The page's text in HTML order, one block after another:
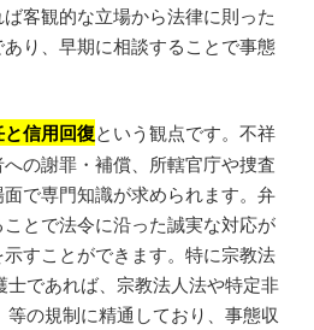
客観的な立場から法律に則った
り、早期に相談することで事態
信用回復という観点です。不祥
の謝罪・補償、所轄官庁や捜査
で専門知識が求められます。弁
とで法令に沿った誠実な対応が
すことができます。特に宗教法
士であれば、宗教法人法や特定非
の規制に精通しており、事態収